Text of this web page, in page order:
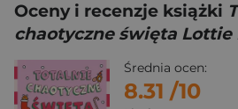
Oceny i recenzje książki
chaotyczne święta Lottie
Średnia ocen:
8.31 /10